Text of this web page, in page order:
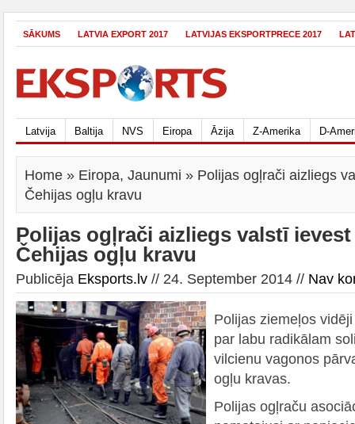
SĀKUMS LATVIA EXPORT 2017 LATVIJAS EKSPORTPRECE 2017
Latvija Baltija NVS Eiropa Āzija Z-Amerika D-
Home » Eiropa, Jaunumi » Polijas ogļrači aizliegs
Čehijas ogļu kravu
Polijas ogļrači aizliegs valstī
Čehijas ogļu kravu
Publicēja Eksports.lv // 24. September 2014 // Nav
Polijas ziemeļos
par labu radikālam
vilcienu vagonos
ogļu kravas.
Polijas ogļraču